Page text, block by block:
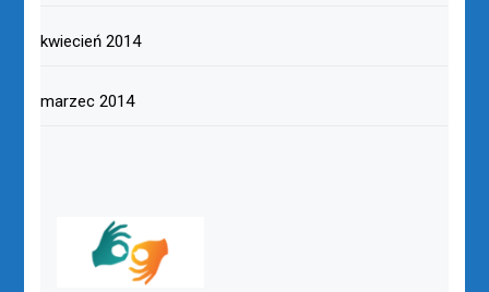
kwiecień 2014
marzec 2014